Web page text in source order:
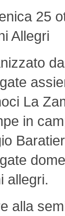
25
Allegri
La
in
allegri.
alla